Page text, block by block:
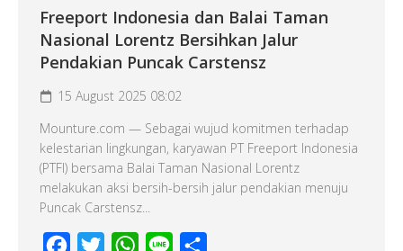
Freeport Indonesia dan Balai Taman
Nasional Lorentz Bersihkan Jalur
Pendakian Puncak Carstensz
15 August 2025 08:02
Mounture.com — Sebagai wujud komitmen terhadap
kelestarian lingkungan, karyawan PT Freeport Indonesia
(PTFI) bersama Balai Taman Nasional Lorentz
melakukan aksi bersih-bersih jalur pendakian menuju
Puncak Carstensz...
Facebook
Twitter WhatsApp
Line